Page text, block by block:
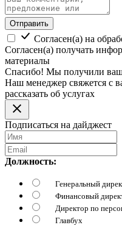
Отправить
Согласен(а) на
Согласен(а) получать
материалы
Спасибо! Мы получили
Наш менеджер свяжется с
рассказать об услугах
Подписаться на дайджест
Должность:
Генеральный
Финансовый
Директор по
Главбух